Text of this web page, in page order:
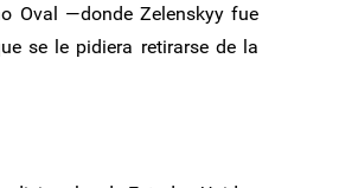
Oval —donde Zelenskyy fue
se le pidiera retirarse de la